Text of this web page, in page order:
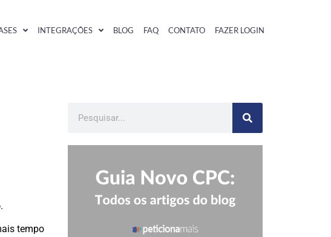
INTEGRAÇÕES BLOG FAQ CONTATO FAZER LOGIN
tempo